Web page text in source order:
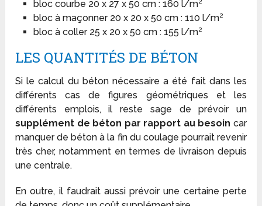
bloc courbe 20 x 27 x 50 cm : 160 l/m²
bloc à maçonner 20 x 20 x 50 cm : 110 l/m²
bloc à coller 25 x 20 x 50 cm : 155 l/m²
LES QUANTITÉS DE BÉTON
Si le calcul du béton nécessaire a été fait dans les
différents cas de figures géométriques et les
différents emplois, il reste sage de prévoir un
supplément de béton par rapport au besoin car
manquer de béton à la fin du coulage pourrait revenir
très cher, notamment en termes de livraison depuis
une centrale.
En outre, il faudrait aussi prévoir une certaine perte